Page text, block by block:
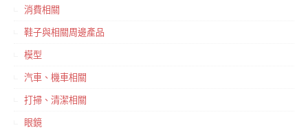
消費相關
鞋子與相關周邊產品
模型
汽車、機車相關
打掃、清潔相關
眼鏡